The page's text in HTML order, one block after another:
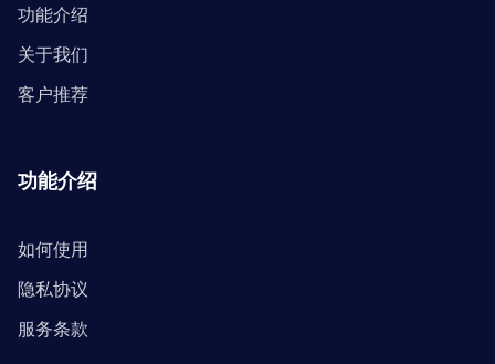
功能介绍
关于我们
客户推荐
功能介绍
如何使用
隐私协议
服务条款